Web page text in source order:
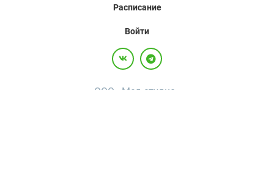
Расписание
Войти
ООО «Мед.студио»